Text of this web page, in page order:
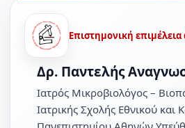
Επιστημονική
Δρ. Παντελής
Ιατρός Μικροβιολόγος –
Ιατρικής Σχολής Εθνικού και